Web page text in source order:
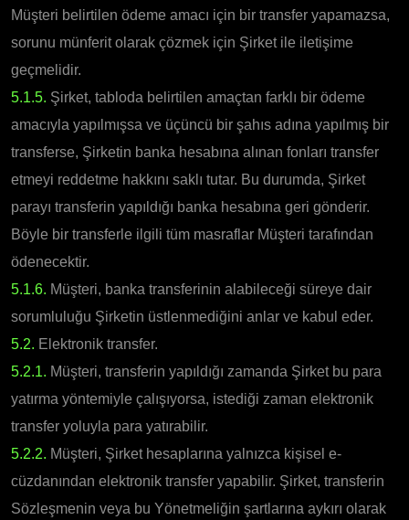
Müşteri belirtilen ödeme amacı için bir transfer yapamazsa,
sorunu münferit olarak çözmek için Şirket ile iletişime
geçmelidir.
5.1.5. Şirket, tabloda belirtilen amaçtan farklı bir ödeme
amacıyla yapılmışsa ve üçüncü bir şahıs adına yapılmış bir
transferse, Şirketin banka hesabına alınan fonları transfer
etmeyi reddetme hakkını saklı tutar. Bu durumda, Şirket
parayı transferin yapıldığı banka hesabına geri gönderir.
Böyle bir transferle ilgili tüm masraflar Müşteri tarafından
ödenecektir.
5.1.6. Müşteri, banka transferinin alabileceği süreye dair
sorumluluğu Şirketin üstlenmediğini anlar ve kabul eder.
5.2. Elektronik transfer.
5.2.1. Müşteri, transferin yapıldığı zamanda Şirket bu para
yatırma yöntemiyle çalışıyorsa, istediği zaman elektronik
transfer yoluyla para yatırabilir.
5.2.2. Müşteri, Şirket hesaplarına yalnızca kişisel e-
cüzdanından elektronik transfer yapabilir. Şirket, transferin
Sözleşmenin veya bu Yönetmeliğin şartlarına aykırı olarak